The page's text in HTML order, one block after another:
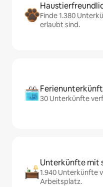
Finde 1.380
erlaubt sind.
30 Unterkünfte
Unterkünfte mit
1.940 Unterkünfte
Arbeitsplatz.